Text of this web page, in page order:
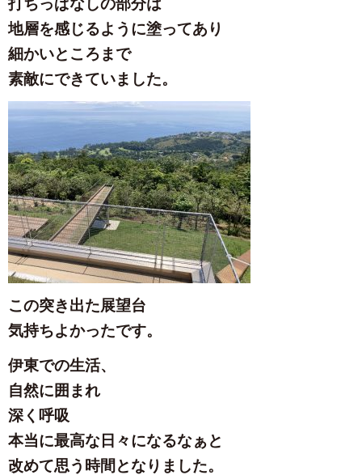
打ちっぱなしの部分は
地層を感じるように塗ってあり
細かいところまで
素敵にできていました。
この突き出た展望台
気持ちよかったです。
伊東での生活、
自然に囲まれ
深く呼吸
本当に最高な日々になるなぁと
改めて思う時間となりました。